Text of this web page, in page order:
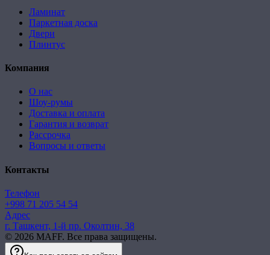
Ламинат
Паркетная доска
Двери
Плинтус
Компания
О нас
Шоу-румы
Доставка и оплата
Гарантия и возврат
Рассрочка
Вопросы и ответы
Контакты
Телефон
+998 71 205 54 54
Адрес
г. Ташкент, 1-й пр. Околтин, 38
© 2026 MAFF. Все права защищены.